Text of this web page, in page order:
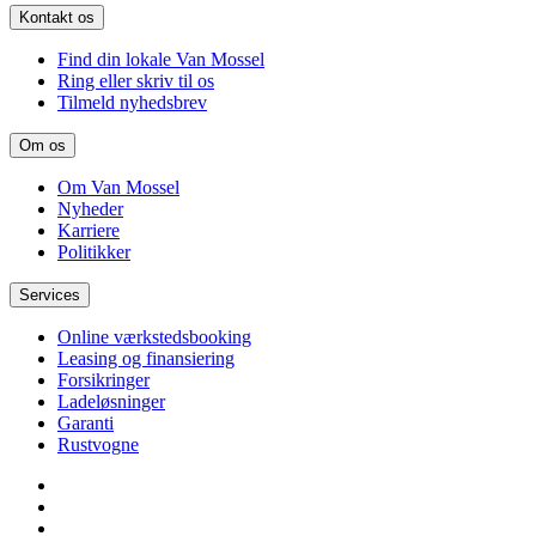
Kontakt os
Find din lokale Van Mossel
Ring eller skriv til os
Tilmeld nyhedsbrev
Om os
Om Van Mossel
Nyheder
Karriere
Politikker
Services
Online værkstedsbooking
Leasing og finansiering
Forsikringer
Ladeløsninger
Garanti
Rustvogne